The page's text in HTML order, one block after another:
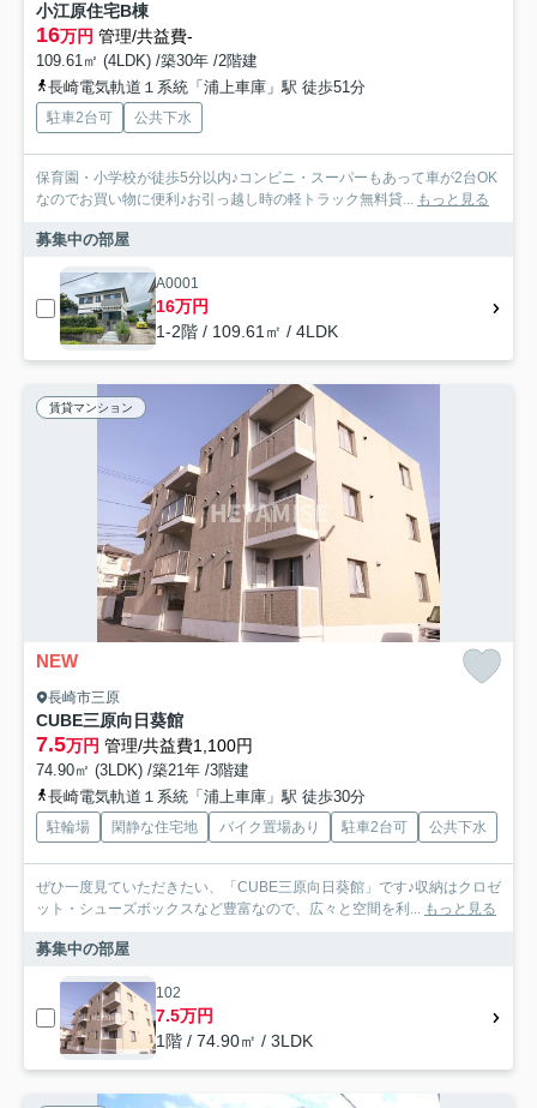
小江原住宅B棟
16万円 管理/共益費-
109.61㎡ (4LDK) /築30年 /2階建
長崎電気軌道１系統「浦上車庫」駅 徒歩51分
駐車2台可 公共下水
保育園・小学校が徒歩5分以内♪コンビニ・スーパーもあって車が2台OK
なのでお買い物に便利♪お引っ越し時の軽トラック無料貸... もっと見る
募集中の部屋
A0001
16万円
1-2階 / 109.61㎡ / 4LDK
賃貸マンション
NEW
長崎市三原
CUBE三原向日葵館
7.5万円 管理/共益費1,100円
74.90㎡ (3LDK) /築21年 /3階建
長崎電気軌道１系統「浦上車庫」駅 徒歩30分
駐輪場 閑静な住宅地 バイク置場あり 駐車2台可 公共下水
ぜひ一度見ていただきたい、「CUBE三原向日葵館」です♪収納はクロゼ
ット・シューズボックスなど豊富なので、広々と空間を利... もっと見る
募集中の部屋
102
7.5万円
1階 / 74.90㎡ / 3LDK